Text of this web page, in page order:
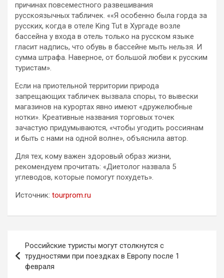
причинах повсеместного развешивания
русскоязычных табличек. ««Я особенно была горда за
русских, когда в отеле King Tut в Хургаде возле
бассейна у входа в отель только на русском языке
гласит надпись, что обувь в бассейне мыть нельзя. И
сумма штрафа. Наверное, от большой любви к русским
туристам».
Если на приотельной территории природа
запрещающих табличек вызвала споры, то вывески
магазинов на курортах явно имеют «дружелюбные
нотки». Креативные названия торговых точек
зачастую придумываются, «чтобы угодить россиянам
и быть с нами на одной волне», объяснила автор.
Для тех, кому важен здоровый образ жизни,
рекомендуем прочитать: «Диетолог назвала 5
углеводов, которые помогут похудеть».
Источник: tourprom.ru
по
записям
Российские туристы могут столкнутся с
трудностями при поездках в Европу после 1
февраля